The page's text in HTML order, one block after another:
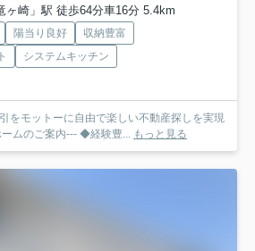
ヶ崎」駅 徒歩64分車16分 5.4km
陽当り良好
収納豊富
システムキッチン
をモットーに自由で楽しい不動産探しを実現
ムのご案内--- ◆経験豊... もっと見る